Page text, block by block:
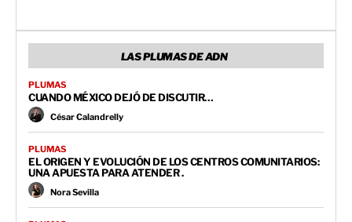
LAS PLUMAS DE ADN
PLUMAS
CUANDO MÉXICO DEJÓ DE DISCUTIR…
César Calandrelly
PLUMAS
EL ORIGEN Y EVOLUCIÓN DE LOS CENTROS COMUNITARIOS:
UNA APUESTA PARA ATENDER .
Nora Sevilla